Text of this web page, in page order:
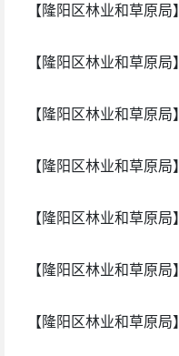
【隆阳区林业和草原局】
【隆阳区林业和草原局】
【隆阳区林业和草原局】
【隆阳区林业和草原局】
【隆阳区林业和草原局】
【隆阳区林业和草原局】
【隆阳区林业和草原局】